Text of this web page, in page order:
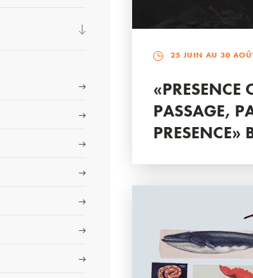
25 JUIN AU 30
«PRESENCE
PASSAGE,
PRESENCE»